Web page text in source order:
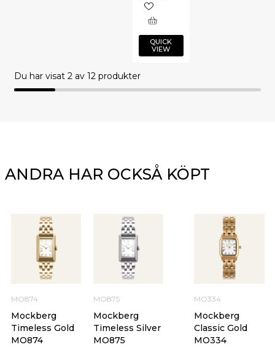
QUICK
VIEW
Du har visat 2av 12 produkter
ANDRA HAR OCKSÅ KÖPT
MO874
Mockberg
Timeless Gold
MO874
MO334
Mockberg
Classic Gold
MO334
MO875
Mockberg
Timeless Silver
MO875